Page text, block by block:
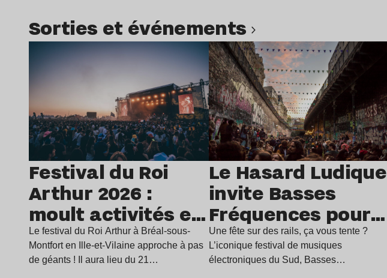
Sorties et événements
Festival du Roi
Arthur 2026 :
moult activités et
une
programmation
Le festival du Roi Arthur à Bréal-sous-
Montfort en Ille-et-Vilaine approche à pas
de géants ! Il aura lieu du 21…
Le Hasard Ludique
invite Basses
Fréquences pour
son fameux open
air du 14 juillet
Une fête sur des rails, ça vous tente ?
L’iconique festival de musiques
électroniques du Sud, Basses
Lire l’article